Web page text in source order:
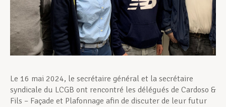
Actualités
Le 16 mai 2024, le secrétaire général et la secrétaire
syndicale du LCGB ont rencontré les délégués de Cardoso &
Fils – Façade et Plafonnage afin de discuter de leur futur